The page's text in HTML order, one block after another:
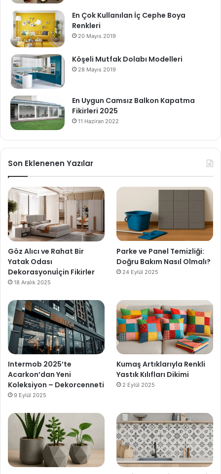
En Çok Kullanılan İç Cephe Boya
Renkleri
20 Mayıs 2019
Köşeli Mutfak Dolabı Modelleri
28 Mayıs 2019
En Uygun Camsız Balkon Kapatma
Fikirleri 2025
11 Haziran 2022
Son Eklenenen Yazılar
Göz Alıcı ve Rahat Bir
Yatak Odası
Dekorasyonuİçin Fikirler
18 Aralık 2025
Parke ve Panel Temizliği:
Doğru Bakım Nasıl Olmalı?
24 Eylül 2025
Intermob 2025’te
Acarkon’dan Yeni
Koleksiyon – Dekorcenneti
9 Eylül 2025
Kumaş Artıklarıyla Renkli
Yastık Kılıfları Dikimi
2 Eylül 2025